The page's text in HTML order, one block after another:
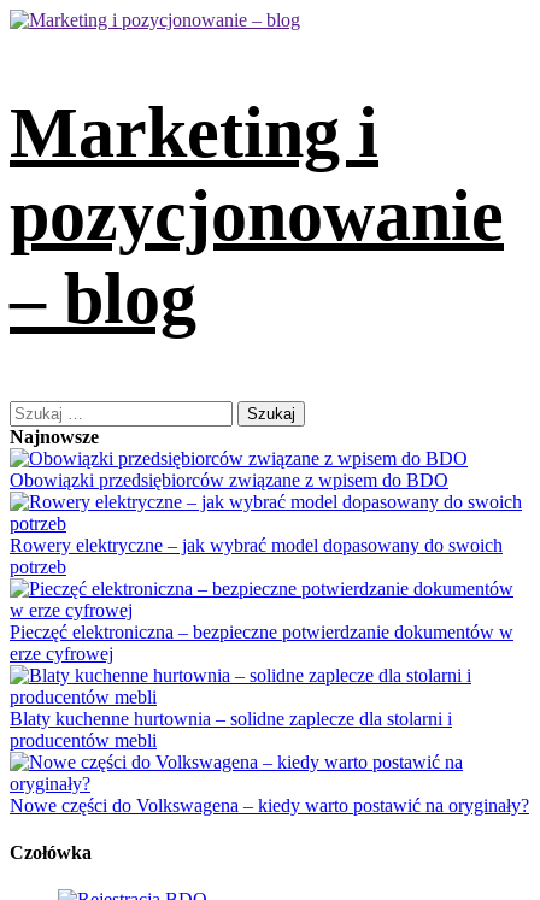
Skip
Marketing i
pozycjonowanie
– blog
Primary
Menu
Szukaj:
Najnowsze
Obowiązki przedsiębiorców związane z wpisem do BDO
Rowery elektryczne – jak wybrać model dopasowany do swoich
potrzeb
Pieczęć elektroniczna – bezpieczne potwierdzanie dokumentów w
erze cyfrowej
Blaty kuchenne hurtownia – solidne zaplecze dla stolarni i
producentów mebli
Nowe części do Volkswagena – kiedy warto postawić na oryginały?
Czołówka